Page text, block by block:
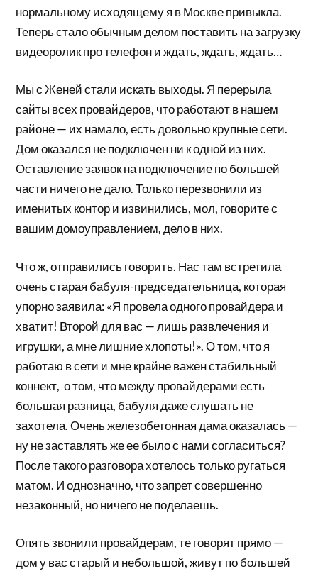
нормальному исходящему я в Москве привыкла.
Теперь стало обычным делом поставить на загрузку
видеоролик про телефон и ждать, ждать, ждать…
Мы с Женей стали искать выходы. Я перерыла
сайты всех провайдеров, что работают в нашем
районе — их намало, есть довольно крупные сети.
Дом оказался не подключен ни к одной из них.
Оставление заявок на подключение по большей
части ничего не дало. Только перезвонили из
именитых контор и извинились, мол, говорите с
вашим домоуправлением, дело в них.
Что ж, отправились говорить. Нас там встретила
очень старая бабуля-председательница, которая
упорно заявила: «Я провела одного провайдера и
хватит! Второй для вас — лишь развлечения и
игрушки, а мне лишние хлопоты!». О том, что я
работаю в сети и мне крайне важен стабильный
коннект, о том, что между провайдерами есть
большая разница, бабуля даже слушать не
захотела. Очень железобетонная дама оказалась —
ну не заставлять же ее было с нами согласиться?
После такого разговора хотелось только ругаться
матом. И однозначно, что запрет совершенно
незаконный, но ничего не поделаешь.
Опять звонили провайдерам, те говорят прямо —
дом у вас старый и небольшой, живут по большей